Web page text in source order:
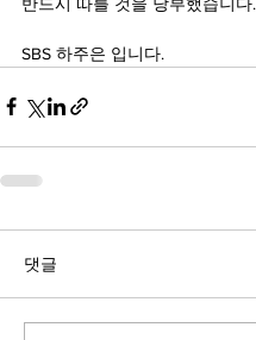
SBS 하주은 입니다.
댓글